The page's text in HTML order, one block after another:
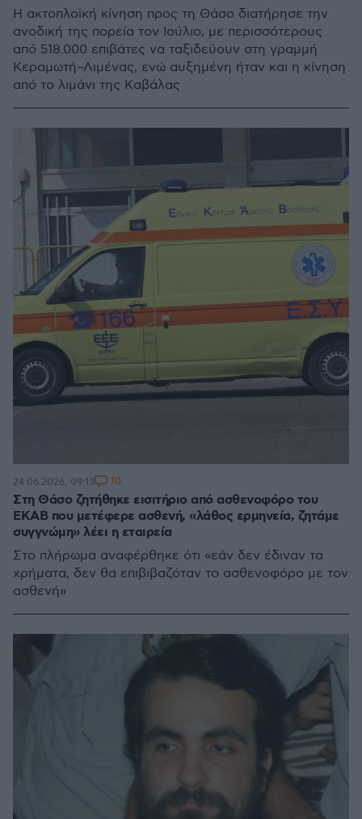
Η ακτοπλοϊκή κίνηση προς τη Θάσο διατήρησε την
ανοδική της πορεία τον Ιούλιο, με περισσότερους
από 518.000 επιβάτες να ταξιδεύουν στη γραμμή
Κεραμωτή–Λιμένας, ενώ αυξημένη ήταν και η κίνηση
από το λιμάνι της Καβάλας
Στη Θάσο ζητήθηκε εισιτήριο από ασθενοφόρο του
ΕΚΑΒ που μετέφερε ασθενή, «λάθος ερμηνεία, ζητάμε
συγγνώμη» λέει η εταιρεία
Στο πλήρωμα αναφέρθηκε ότι «εάν δεν έδιναν τα
χρήματα, δεν θα επιβιβαζόταν το ασθενοφόρο με τον
ασθενή»
24.06.2026, 09:13 10